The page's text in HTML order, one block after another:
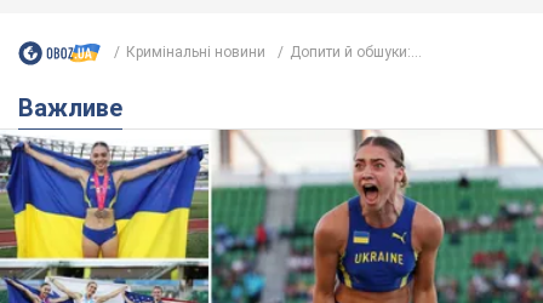
Кримінальні новини Допити й обшуки:...
Важливе